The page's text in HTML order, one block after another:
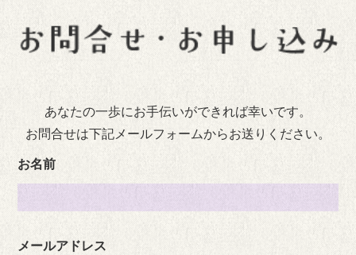
あなたの一歩にお手伝いができれば幸いです。
お問合せは下記メールフォームからお送りください。
お名前
メールアドレス